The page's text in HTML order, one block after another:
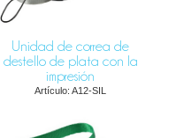
Unidad de correa de
destello de plata con la
impresión
Artículo: A12-SIL